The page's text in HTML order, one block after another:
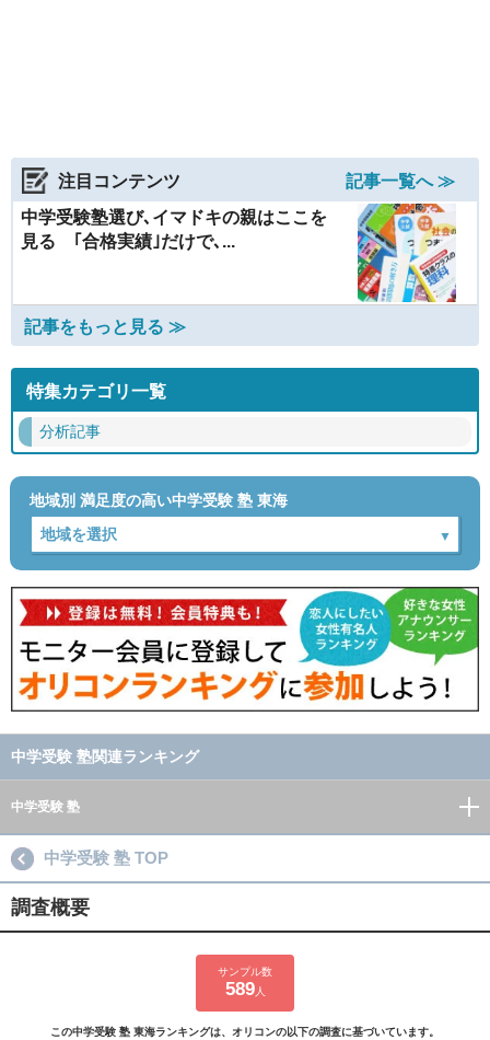
注目コンテンツ
記事一覧へ ≫
中学受験塾選び､イマドキの親はここを
見る ｢合格実績｣だけで､...
記事をもっと見る ≫
特集カテゴリ一覧
分析記事
地域別 満足度の高い中学受験 塾 東海
中学受験 塾関連ランキング
中学受験 塾
中学受験 塾 TOP
調査概要
サンプル数
589人
この中学受験 塾 東海ランキングは、オリコンの以下の調査に基づいています。